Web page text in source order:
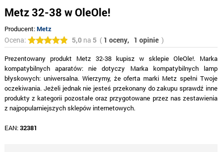
Metz 32-38 w OleOle!
Producent:Metz
Ocena: 5,0na 5( 1 oceny, 1 opinie )
Prezentowany produkt Metz 32-38 kupisz w sklepie OleOle!. Marka
kompatybilnych aparatów: nie dotyczy Marka kompatybilnych lamp
błyskowych: uniwersalna. Wierzymy, że oferta marki Metz spełni Twoje
oczekiwania. Jeżeli jednak nie jesteś przekonany do zakupu sprawdź inne
produkty z kategorii pozostałe oraz przygotowane przez nas zestawienia
z najpopularniejszych sklepów internetowych.
EAN:32381